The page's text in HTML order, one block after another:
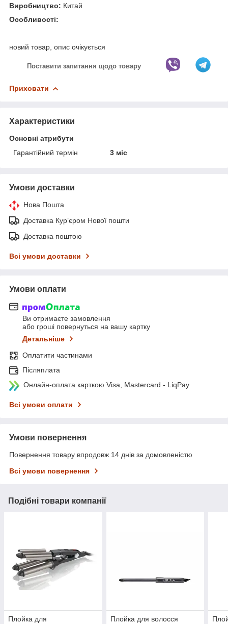
Виробництво: Китай
Особливості:
новий товар, опис очікується
Поставити запитання щодо товару
Приховати
Характеристики
Основні атрибути
Гарантійний термін
3 міс
Умови доставки
Нова Пошта
Доставка Курʼєром Нової пошти
Доставка поштою
Всі умови доставки
Умови оплати
Ви отримаєте замовлення
або гроші повернуться на вашу картку
Детальніше
Оплатити частинами
Післяплата
Онлайн-оплата карткою Visa, Mastercard - LiqPay
Всі умови оплати
Умови повернення
Повернення товару впродовж 14 днів за домовленістю
Всі умови повернення
Подібні товари компанії
Плойка для
Плойка для волосся